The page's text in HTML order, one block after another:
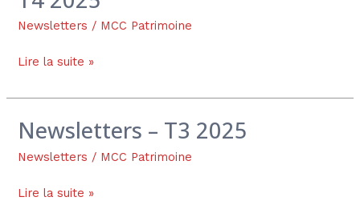
Newsletters / MCC Patrimoine
Patrimoine
–
2025
Lire la suite »
Newsletters – T3 2025
Newsletters / MCC Patrimoine
Newsletters
T3
Lire la suite »